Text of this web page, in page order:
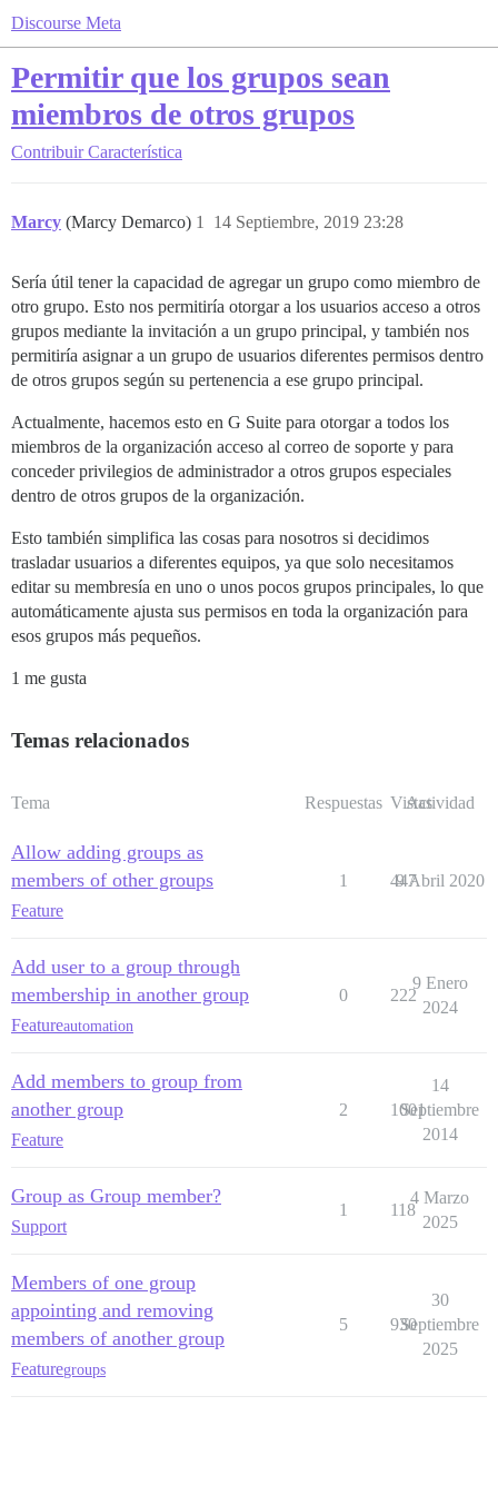
Discourse Meta
Permitir que los grupos sean
miembros de otros grupos
Contribuir Característica
Marcy (Marcy Demarco) 14 Septiembre, 2019 23:28
1
Sería útil tener la capacidad de agregar un grupo como miembro de
otro grupo. Esto nos permitiría otorgar a los usuarios acceso a otros
grupos mediante la invitación a un grupo principal, y también nos
permitiría asignar a un grupo de usuarios diferentes permisos dentro
de otros grupos según su pertenencia a ese grupo principal.
Actualmente, hacemos esto en G Suite para otorgar a todos los
miembros de la organización acceso al correo de soporte y para
conceder privilegios de administrador a otros grupos especiales
dentro de otros grupos de la organización.
Esto también simplifica las cosas para nosotros si decidimos
trasladar usuarios a diferentes equipos, ya que solo necesitamos
editar su membresía en uno o unos pocos grupos principales, lo que
automáticamente ajusta sus permisos en toda la organización para
esos grupos más pequeños.
1 me gusta
Temas relacionados
Tema Respuestas Vistas
Actividad
Allow adding groups as
members of other groups
Feature
1 447
9 Abril 2020
Add user to a group through
membership in another group
Featureautomation
0 222
9 Enero
2024
Add members to group from
another group
Feature
2 1001
14
Septiembre
2014
Group as Group member?
Support
1 118
4 Marzo
2025
Members of one group
appointing and removing
members of another group
Featuregroups
5 930
30
Septiembre
2025